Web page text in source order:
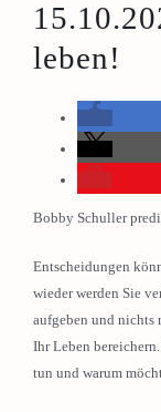
leben!
Bobby Schuller
Entscheidungen
wieder werden Sie
aufgeben und nichts
Ihr Leben
tun und warum